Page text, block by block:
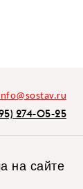
274-05-25
на сайте